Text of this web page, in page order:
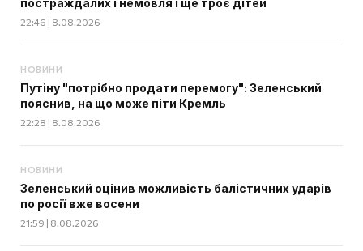
постраждалих і немовля і ще троє дітей
22:46 | 8.08.2026
НОВИНИ
Путіну "потрібно продати перемогу": Зеленський
пояснив, на що може піти Кремль
22:28 | 8.08.2026
НОВИНИ
Зеленський оцінив можливість балістичних ударів
по росії вже восени
21:59 | 8.08.2026